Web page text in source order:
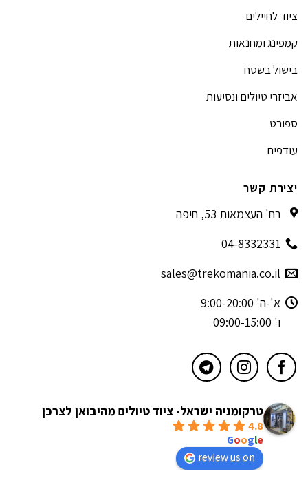
ציוד לחיילים
קמפינג ומחנאות
בישול בשטח
אביזרי טיולים ונסיעות
ספורט
עודפים
יצירת קשר
רח' העצמאות 53, חיפה
04-8332331
sales@trekomania.co.il
א'-ה' 9:00-20:00
ו' 09:00-15:00
טרקומניה ישראל- ציוד טיולים מהיבואן לצרכן
4.8
Google
review us on